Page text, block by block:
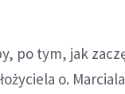
po tym, jak
o.